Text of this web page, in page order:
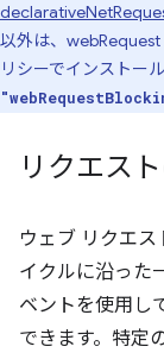
以外は、webRequest
リシーでインストー
リクエス
ウェブ リクエ
イクルに沿った
ベントを使用し
できます。特定